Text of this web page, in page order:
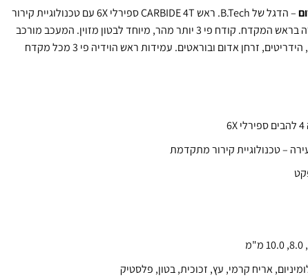
– הדגל של B.Tech. ראש CARBIDE 4T ספירלי 6X עם טכנולוגיית קירור
מתקדמת – מינרל אדום מעכב בעירה בראש המקדח. קודח פי 3 יותר מהר, מיוחד לבטון מזוין. המעכב מורכב
מתגובתי MDH, הגניט, הידרומגנזית, הידריטים, זרחן אדום ובוראטים. עמידות ראש הוידיה פי 3 מכל מקדח
– טכנולוגיית קירור מתקדמת
אריח קרמי, עץ, זכוכית, בטון, פלסטיק